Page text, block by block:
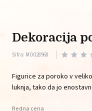
dekoracija
Šifra: MO028968
Figurice za poroko v
luknja, tako da jo
Redna cena